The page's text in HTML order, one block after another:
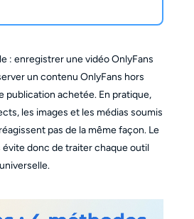
: enregistrer une vidéo OnlyFans
un contenu OnlyFans hors
publication achetée. En pratique,
les images et les médias soumis
pas de la même façon. Le
donc de traiter chaque outil